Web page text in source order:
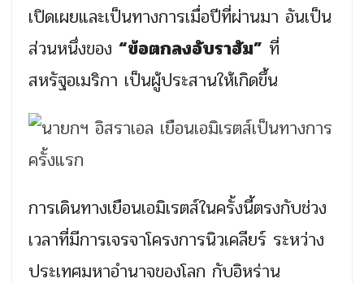
เปิดเผยและเป็นทางการเมื่อปีที่ผ่านมา อันเป็น
ส่วนหนึ่งของ “ข้อตกลงอับราฮัม” ที่
สหรัฐอเมริกา เป็นผู้ประสานให้เกิดขึ้น
การเดินทางเยือนเอมิเรตส์ในครั้งนี้ตรงกับช่วง
เวลาที่มีการเจรจาโครงการนิวเคลียร์ ระหว่าง
ประเทศมหาอำนาจของโลก กับอิหร่าน